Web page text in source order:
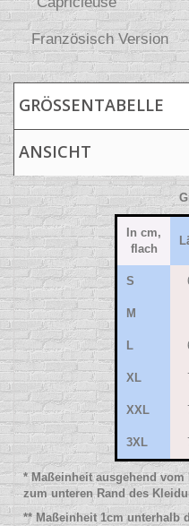
Französisch Version
GRÖSSENTABELLE
ANSICHT
In cm,
flach
S
M
L
XL
XXL
3XL
* Maßeinheit ausgehend
zum unteren Rand des
** Maßeinheit 1cm unterhalb